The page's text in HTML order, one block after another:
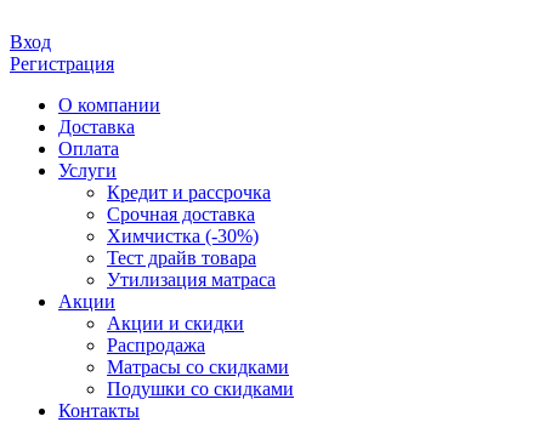
Вход
Регистрация
О компании
Доставка
Оплата
Услуги
Кредит и рассрочка
Срочная доставка
Химчистка (-30%)
Тест драйв товара
Утилизация матраса
Акции
Акции и скидки
Распродажа
Матрасы со скидками
Подушки со скидками
Контакты